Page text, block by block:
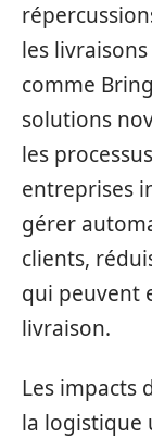
les
comme
solutions
les
entreprises
gérer
clients,
qui peuvent
livraison.
Les impacts
la logistique